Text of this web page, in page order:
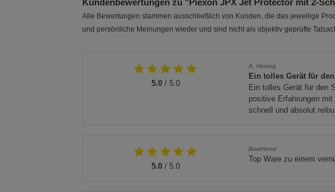
Kundenbewertungen zu "Piexon JPX Jet Protector mit 2-
Alle Bewertungen stammen ausschließlich von Kunden, die das jeweilige
und persönliche Meinungen wieder und sind nicht als objektiv geprüfte
5.0/ 5.0
A. Herzog
Ein tolles Gerät für
Ein tolles Gerät für den
positive Erfahrungen
schnell und absolut
5.0/ 5.0
Bowfriend
Top Ware zu einem